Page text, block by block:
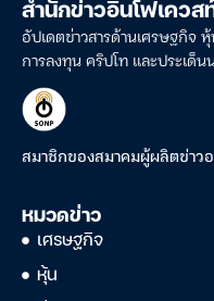
สำนักข่าวอินโฟเควส
อัปเดตข่าวสารด้านเศรษฐกิจ
การลงทุน คริปโท และประเด็น
สมาชิกของสมาคมผู้ผลิตข่าว
หมวดข่าว
เศรษฐกิจ
หุ้น